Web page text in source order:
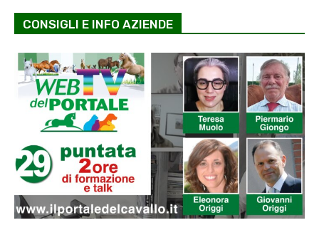
CONSIGLI E INFO AZIENDE